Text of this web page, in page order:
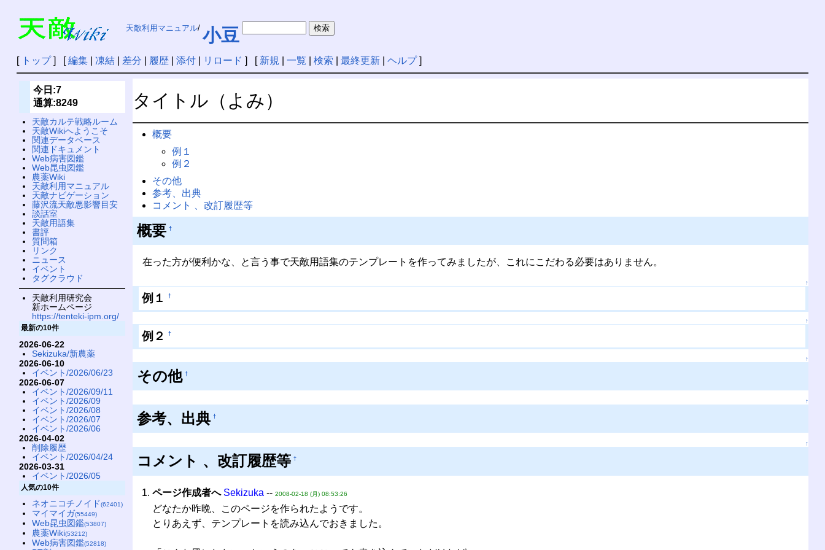
天敵利用マニュアル/ 小豆
[ トップ] [編集| 凍結| 差分 履歴| 添付| リロード ] [ 新規 一覧 検索 最終更新| ヘルプ]
タイトル（よみ）
概要
例１
例２
その他
参考、出典
コメント 、改訂履歴等
概要 †
在った方が便利かな、と言う事で天敵用語集のテンプレートを作ってみましたが、これにこだわる必要はありません。
↑
例１ †
↑
例２ †
↑
その他 †
↑
参考、出典 †
↑
コメント 、改訂履歴等 †
ページ作成者へ Sekizuka -- 2008-02-18 (月) 08:53:26
どなたか昨晩、このページを作られたようです。
とりあえず、テンプレートを読み込んでおきました。
今日:7
通算:8249
天敵カルテ戦略ルーム
天敵Wikiへようこそ
関連データベース
関連ドキュメント
Web病害図鑑
Web昆虫図鑑
農薬Wiki
天敵利用マニュアル
天敵ナビゲーション
藤沢流天敵悪影響目安
談話室
天敵用語集
書評
質問箱
リンク
ニュース
イベント
タグクラウド
天敵利用研究会
新ホームページ
https://tenteki-ipm.org/
最新の10件
2026-06-22
Sekizuka/新農薬
2026-06-10
イベント/2026/06/23
2026-06-07
イベント/2026/09/11
イベント/2026/09
イベント/2026/08
イベント/2026/07
イベント/2026/06
2026-04-02
削除履歴
イベント/2026/04/24
2026-03-31
イベント/2026/05
人気の10件
ネオニコチノイド(62401)
マイマイガ(55449)
Web昆虫図鑑(53807)
農薬Wiki(53212)
Web病害図鑑(52818)